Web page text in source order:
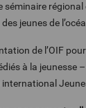
séminaire
jeunes de
de l’OIF
à la jeunesse
international